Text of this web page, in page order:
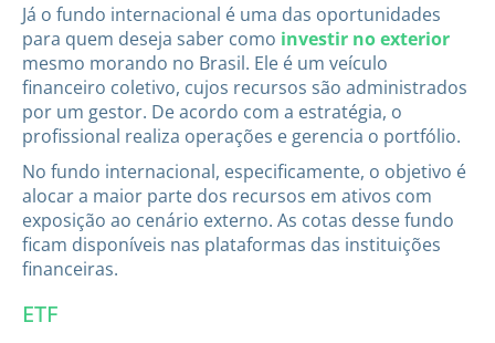
Já o fundo internacional é uma das oportunidades
para quem deseja saber como investir no exterior
mesmo morando no Brasil. Ele é um veículo
financeiro coletivo, cujos recursos são administrados
por um gestor. De acordo com a estratégia, o
profissional realiza operações e gerencia o portfólio.
No fundo internacional, especificamente, o objetivo é
alocar a maior parte dos recursos em ativos com
exposição ao cenário externo. As cotas desse fundo
ficam disponíveis nas plataformas das instituições
financeiras.
ETF